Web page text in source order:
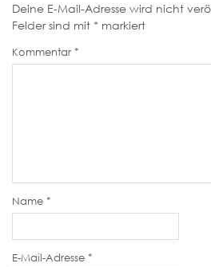
Deine E-Mail-Adresse wird nicht
Felder sind mit * markiert
Kommentar *
Name *
E-Mail-Adresse *